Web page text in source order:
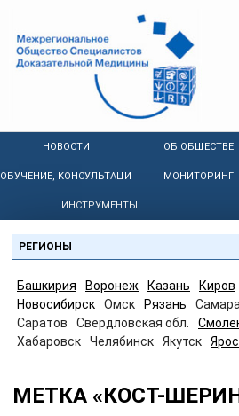
НОВОСТИ ОБ ОБЩЕСТВЕ
ОБУЧЕНИЕ, КОНСУЛЬТАЦИИ МОНИТОРИНГ
ИНСТРУМЕНТЫ
РЕГИОНЫ
Башкирия Воронеж Казань Киров
Новосибирск
Омск Рязань Самара
Саратов
Свердловская обл.
Хабаровск
Челябинск Якутск
МЕТКА «КОСТ-